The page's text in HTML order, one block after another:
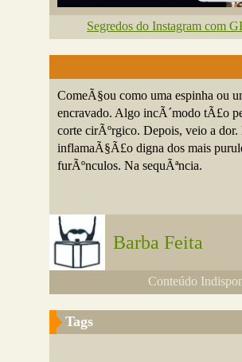
Segredos do Instagram com
ComeÃ§ou como uma espinha ou
encravado. Algo incÃ´modo tÃ£o
corte cirÃºrgico. Depois, veio a dor.
inflamaÃ§Ã£o digna dos mais
furÃºnculos. Na sequÃªncia.
Barba Feita
Conteúdo
Tags